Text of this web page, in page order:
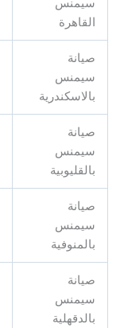
سيمنس
القاهرة
صيانة
سيمنس
بالاسكندرية
صيانة
سيمنس
بالقليوبية
صيانة
سيمنس
بالمنوفية
صيانة
سيمنس
بالدقهلية